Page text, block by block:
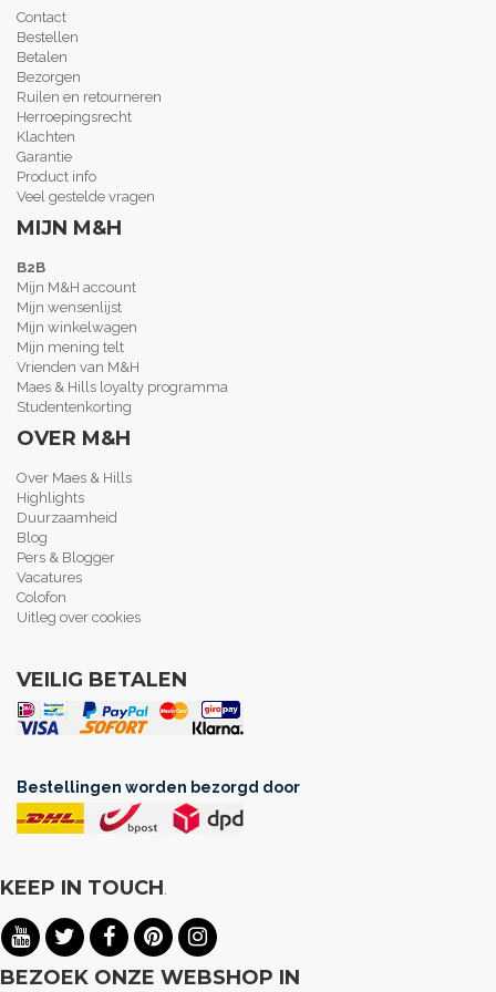
Contact
Bestellen
Betalen
Bezorgen
Ruilen en retourneren
Herroepingsrecht
Klachten
Garantie
Product info
Veel gestelde vragen
MIJN M&H
B2B
Mijn M&H account
Mijn wensenlijst
Mijn winkelwagen
Mijn mening telt
Vrienden van M&H
Maes & Hills loyalty programma
Studentenkorting
OVER M&H
Over Maes & Hills
Highlights
Duurzaamheid
Blog
Pers & Blogger
Vacatures
Colofon
Uitleg over cookies
VEILIG BETALEN
Bestellingen worden bezorgd door
KEEP IN TOUCH
BEZOEK ONZE WEBSHOP IN